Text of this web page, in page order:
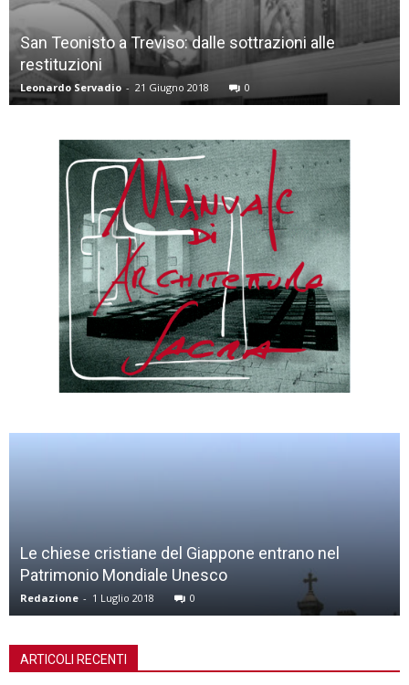
San Teonisto a Treviso: dalle sottrazioni alle
restituzioni
Leonardo Servadio - 21 Giugno 2018 0
Le chiese cristiane del Giappone entrano nel
Patrimonio Mondiale Unesco
Redazione - 1 Luglio 2018 0
ARTICOLI RECENTI